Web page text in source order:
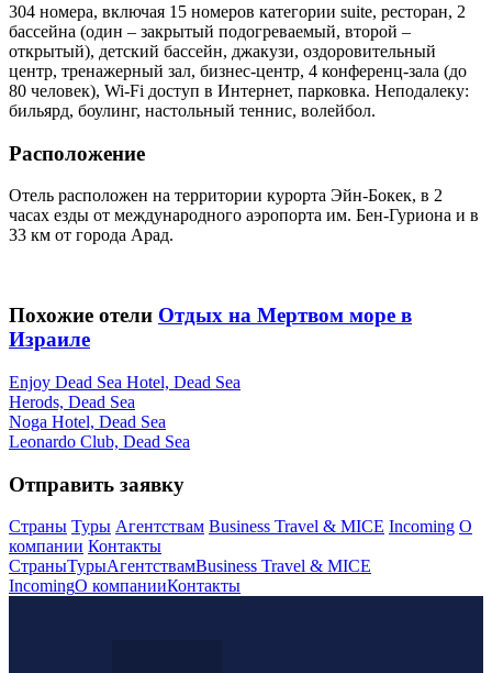
304 номера, включая 15 номеров категории suite, ресторан, 2
бассейна (один – закрытый подогреваемый, второй –
открытый), детский бассейн, джакузи, оздоровительный
центр, тренажерный зал, бизнес-центр, 4 конференц-зала (до
80 человек), Wi-Fi доступ в Интернет, парковка. Неподалеку:
бильярд, боулинг, настольный теннис, волейбол.
Расположение
Отель расположен на территории курорта Эйн-Бокек, в 2
часах езды от международного аэропорта им. Бен-Гуриона и в
33 км от города Арад.
Похожие отели Отдых на Мертвом море в
Израиле
Enjoy Dead Sea Hotel, Dead Sea
Herods, Dead Sea
Noga Hotel, Dead Sea
Leonardo Club, Dead Sea
Отправить заявку
Страны Туры Агентствам Business Travel & MICE Incoming О
компании Контакты
СтраныТурыАгентствамBusiness Travel & MICE
IncomingО компанииКонтакты